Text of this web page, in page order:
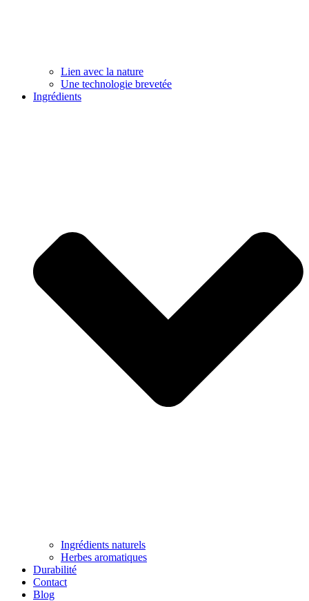
Lien avec la nature
Une technologie brevetée
Ingrédients
Ingrédients naturels
Herbes aromatiques
Durabilité
Contact
Blog